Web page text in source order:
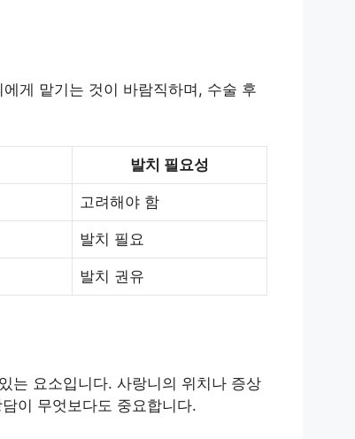
게 맡기는 것이 바람직하며, 수술 후
발치 필요성
고려해야 함
발치 필요
발치 권유
는 요소입니다. 사랑니의 위치나 증상
이 무엇보다도 중요합니다.